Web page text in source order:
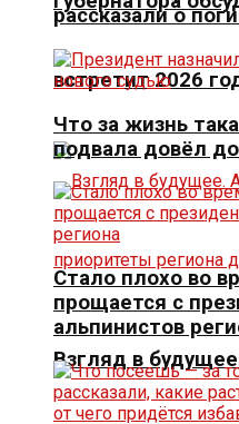
встретит 2026
Взгляд в
рассказали о
Что за жизнь
подвала довёл
Стало плохо во
прощается с
альпинистов